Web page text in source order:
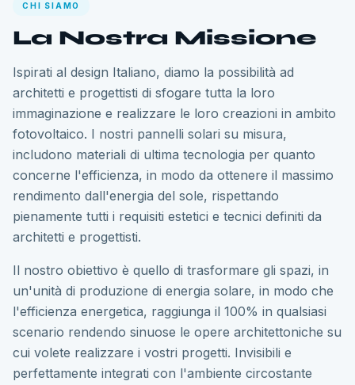
CHI SIAMO
La Nostra Missione
Ispirati al design Italiano, diamo la possibilità ad
architetti e progettisti di sfogare tutta la loro
immaginazione e realizzare le loro creazioni in ambito
fotovoltaico. I nostri pannelli solari su misura,
includono materiali di ultima tecnologia per quanto
concerne l'efficienza, in modo da ottenere il massimo
rendimento dall'energia del sole, rispettando
pienamente tutti i requisiti estetici e tecnici definiti da
architetti e progettisti.
Il nostro obiettivo è quello di trasformare gli spazi, in
un'unità di produzione di energia solare, in modo che
l'efficienza energetica, raggiunga il 100% in qualsiasi
scenario rendendo sinuose le opere architettoniche su
cui volete realizzare i vostri progetti. Invisibili e
perfettamente integrati con l'ambiente circostante